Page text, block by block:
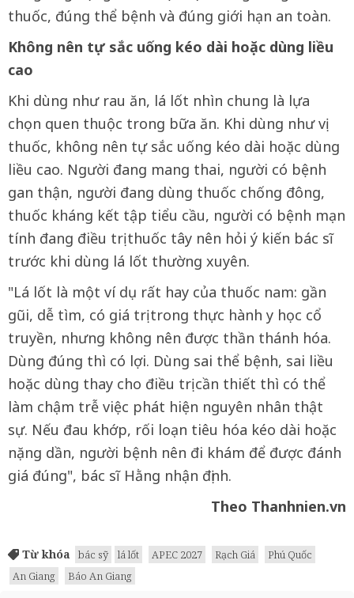
thuốc, đúng thể bệnh và đúng giới hạn an toàn.
Không nên tự sắc uống kéo dài hoặc dùng liều
cao
Khi dùng như rau ăn, lá lốt nhìn chung là lựa
chọn quen thuộc trong bữa ăn. Khi dùng như vị
thuốc, không nên tự sắc uống kéo dài hoặc dùng
liều cao. Người đang mang thai, người có bệnh
gan thận, người đang dùng thuốc chống đông,
thuốc kháng kết tập tiểu cầu, người có bệnh mạn
tính đang điều trị thuốc tây nên hỏi ý kiến bác sĩ
trước khi dùng lá lốt thường xuyên.
"Lá lốt là một ví dụ rất hay của thuốc nam: gần
gũi, dễ tìm, có giá trị trong thực hành y học cổ
truyền, nhưng không nên được thần thánh hóa.
Dùng đúng thì có lợi. Dùng sai thể bệnh, sai liều
hoặc dùng thay cho điều trị cần thiết thì có thể
làm chậm trễ việc phát hiện nguyên nhân thật
sự. Nếu đau khớp, rối loạn tiêu hóa kéo dài hoặc
nặng dần, người bệnh nên đi khám để được đánh
giá đúng", bác sĩ Hằng nhận định.
Theo Thanhnien.vn
Từ khóa bác sỹ lá lốt APEC 2027 Rạch Giá
Phú Quốc
An Giang
Báo An Giang